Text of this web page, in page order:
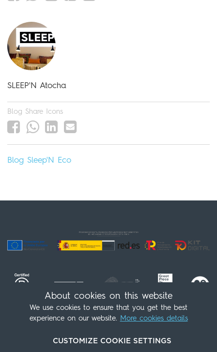
SLEEP'N Atocha
Blog Share Icons
Blog Sleep'N Eco
(+34) 91 539 98 07
info@sleepnatocha.com
About cookies on this website
We use cookies to ensure that you get the best
experience on our website. More cookies details
CUSTOMIZE COOKIE SETTINGS